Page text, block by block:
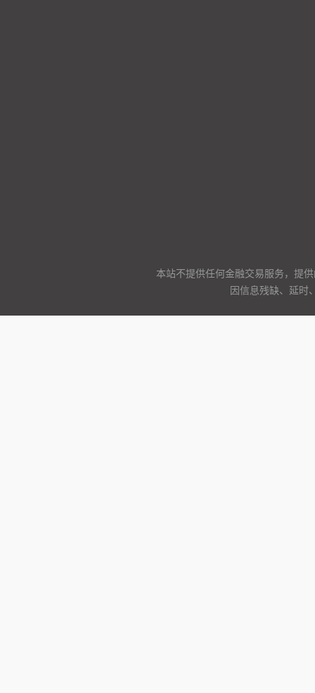
本站不提供任何金融交易服务，提
因信息残缺、延时